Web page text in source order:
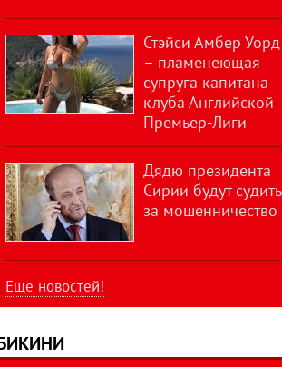
Стэйси Амбер Уорд
– пламенеющая
супруга капитана
клуба Английской
Премьер-Лиги
Дядю президента
Сирии будут судить
за мошенничество
Еще новостей!